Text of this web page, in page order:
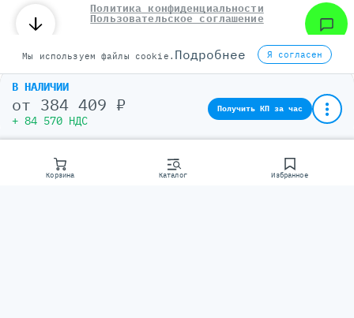
Корзина Каталог Избранное
В НАЛИЧИИ
от 384 409 ₽
+ 84 570 НДС
Получить КП за час
Политика конфиденциальности
Пользовательское соглашение
©СЕРВЕР МОЛЛ, 2014-2026
Мы используем файлы cookie. Подробнее Я согласен